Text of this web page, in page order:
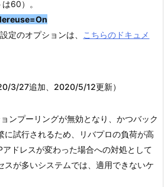
60）。
定のオプションは、 こちらのドキュメ
3/27追加、2020/5/12更新）
ンプーリングが無効となり、かつバック
に試行されるため、リバプロの負荷が高
アドレスが変わった場合への対処として
スが多いシステムでは、適用できないケ